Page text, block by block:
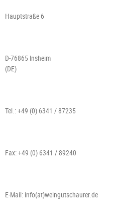
Hauptstraße 6
D-76865 Insheim
(DE)
Tel.: +49 (0) 6341 / 87235
Fax: +49 (0) 6341 / 89240
E-Mail: info(at)weingutschaurer.de